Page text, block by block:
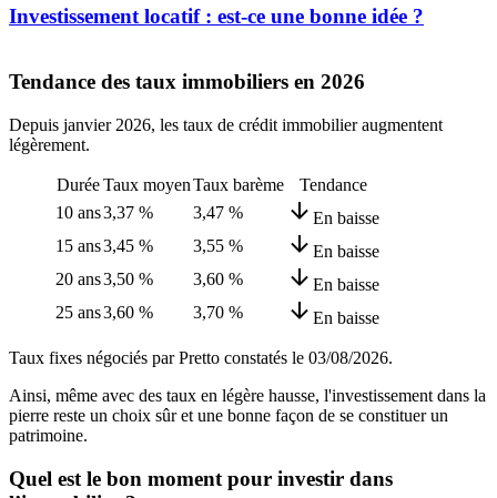
Investissement locatif : est-ce une bonne idée ?
Tendance des taux immobiliers en 2026
Depuis janvier 2026, les taux de crédit immobilier augmentent
légèrement.
DuréeTaux moyenTaux barème
Tendance
10 ans3,37 % 3,47 %
En baisse
15 ans3,45 % 3,55 %
En baisse
20 ans3,50 % 3,60 %
En baisse
25 ans3,60 % 3,70 % En baisse
Taux fixes négociés par Pretto constatés le 03/08/2026.
Ainsi, même avec des taux en légère hausse, l'investissement dans la
pierre reste un choix sûr et une bonne façon de se constituer un
patrimoine.
Quel est le bon moment pour investir dans